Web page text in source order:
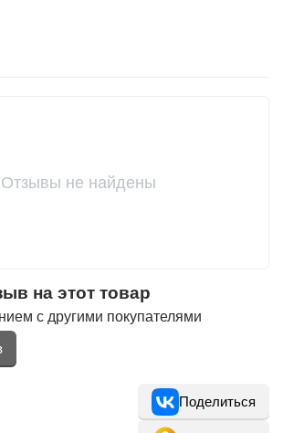
Отзывы не найдены
на этот товар
с другими покупателями
Поделиться